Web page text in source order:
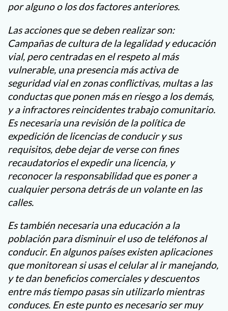
por alguno o los dos factores anteriores.
Las acciones que se deben realizar son:
Campañas de cultura de la legalidad y educación
vial, pero centradas en el respeto al más
vulnerable, una presencia más activa de
seguridad vial en zonas conflictivas, multas a las
conductas que ponen más en riesgo a los demás,
y a infractores reincidentes trabajo comunitario.
Es necesaria una revisión de la política de
expedición de licencias de conducir y sus
requisitos, debe dejar de verse con fines
recaudatorios el expedir una licencia, y
reconocer la responsabilidad que es poner a
cualquier persona detrás de un volante en las
calles.
Es también necesaria una educación a la
población para disminuir el uso de teléfonos al
conducir. En algunos países existen aplicaciones
que monitorean si usas el celular al ir manejando,
y te dan beneficios comerciales y descuentos
entre más tiempo pasas sin utilizarlo mientras
conduces. En este punto es necesario ser muy